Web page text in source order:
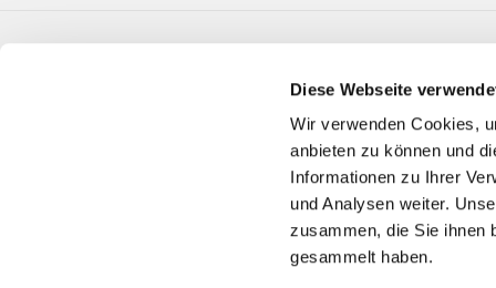
Diese Webseite
Wir verwenden Cookies,
anbieten zu können und
Informationen zu Ihrer
und Analysen weiter.
zusammen, die Sie ihnen
gesammelt haben.
GT-KG-Verl@kk-ekvw.de